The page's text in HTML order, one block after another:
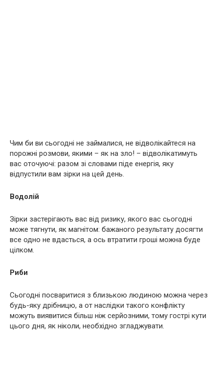
Чим би ви сьогодні не займалися, не відволікайтеся на
порожні розмови, якими – як на зло! – відволікатимуть
вас оточуючі: разом зі словами піде енергія, яку
відпустили вам зірки на цей день.
Водолій
Зірки застерігають вас від ризику, якого вас сьогодні
може тягнути, як магнітом: бажаного результату досягти
все одно не вдасться, а ось втратити гроші можна буде
цілком.
Риби
Сьогодні посваритися з близькою людиною можна через
будь-яку дрібницю, а от наслідки такого конфлікту
можуть виявитися більш ніж серйозними, тому гострі кути
цього дня, як ніколи, необхідно згладжувати.